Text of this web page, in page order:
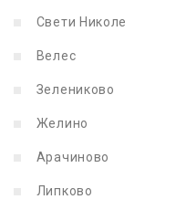
Свети Николе
Велес
Зелениково
Желино
Арачиново
Липково